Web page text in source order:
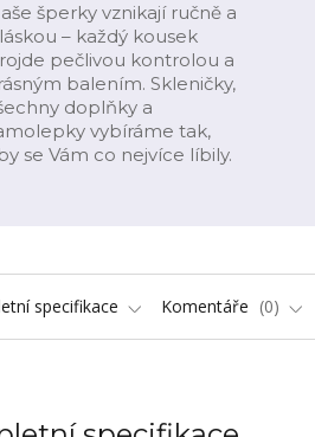
šperky vznikají ručně a
– každý kousek
pečlivou kontrolou a
balením. Skleničky,
doplňky a
vybíráme tak,
se Vám co nejvíce líbily.
specifikace Komentáře 0